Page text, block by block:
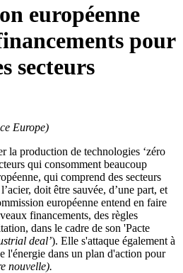
européenne
pour
secteurs
Europe)
la production de technologies ‘zéro
qui consomment beaucoup
qui comprend des secteurs
doit être sauvée, d’une part, et
européenne entend en faire
financements, des règles
dans le cadre de son 'Pacte
deal’). Elle s'attaque également à
l'énergie dans un plan d'action pour
nouvelle).